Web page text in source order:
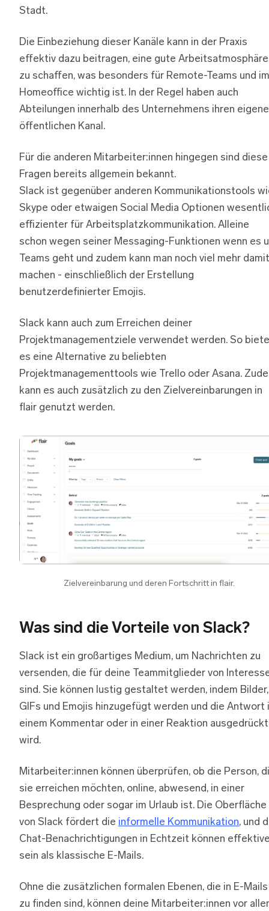
Stadt.
Die Einbeziehung dieser Kanäle kann in der Praxis
effektiv dazu beitragen, eine gute Arbeitsatmosphäre
zu schaffen, was besonders für Remote-Teams und im
Homeoffice wichtig ist. In der Regel haben auch
Abteilungen innerhalb des Unternehmens ihren
öffentlichen Kanal.
Für die anderen Mitarbeiter:innen hingegen sind diese
Fragen bereits allgemein bekannt.
Slack ist gegenüber anderen Kommunikationstools
Skype oder etwaigen Social Media Optionen
effizienter für Arbeitsplatzkommunikation. Alleine
schon wegen seiner Messaging-Funktionen wenn es
Teams geht und zudem kann man noch viel mehr damit
machen - einschließlich der Erstellung
benutzerdefinierter Emojis.
Slack kann auch zum Erreichen deiner
Projektmanagementziele verwendet werden. So
es eine Alternative zu beliebten
Projektmanagementtools wie Trello oder Asana.
kann es auch zusätzlich zu den Zielvereinbarungen in
flair genutzt werden.
Zielvereinbarung und deren Fortschritt in flair.
Was sind die Vorteile von Slack?
Slack ist ein großartiges Medium, um Nachrichten zu
versenden, die für deine Teammitglieder von
sind. Sie können lustig gestaltet werden, indem Bilder,
GIFs und Emojis hinzugefügt werden und die Antwort
einem Kommentar oder in einer Reaktion ausgedrückt
wird.
Mitarbeiter:innen können überprüfen, ob die Person,
sie erreichen möchten, online, abwesend, in einer
Besprechung oder sogar im Urlaub ist. Die Oberfläche
von Slack fördert die informelle Kommunikation, und
Chat-Benachrichtigungen in Echtzeit können
sein als klassische E-Mails.
Ohne die zusätzlichen formalen Ebenen, die in E-Mails
zu finden sind, können deine Mitarbeiter:innen vor